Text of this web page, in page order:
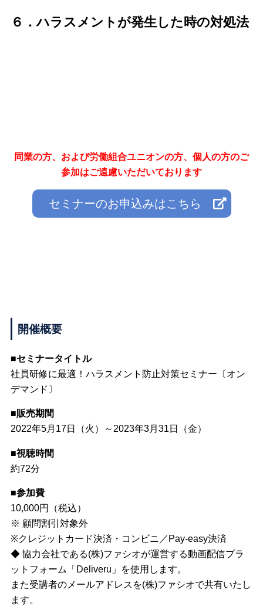
６．ハラスメントが発生した時の対処法
同業の方、および労働組合ユニオンの方、個人の方のご
参加はご遠慮いただいております
セミナーのお申込みはこちら
開催概要
■セミナータイトル
社員研修に最適！ハラスメント防止対策セミナー〔オン
デマンド〕
■販売期間
2022年5月17日（火）～2023年3月31日（金）
■視聴時間
約72分
■参加費
10,000円（税込）
※ 顧問割引対象外
※クレジットカード決済・コンビニ／Pay-easy決済
◆ 協力会社である(株)ファシオが運営する動画配信プラ
ットフォーム「Deliveru」を使用します。
また受講者のメールアドレスを(株)ファシオで共有いたし
ます。